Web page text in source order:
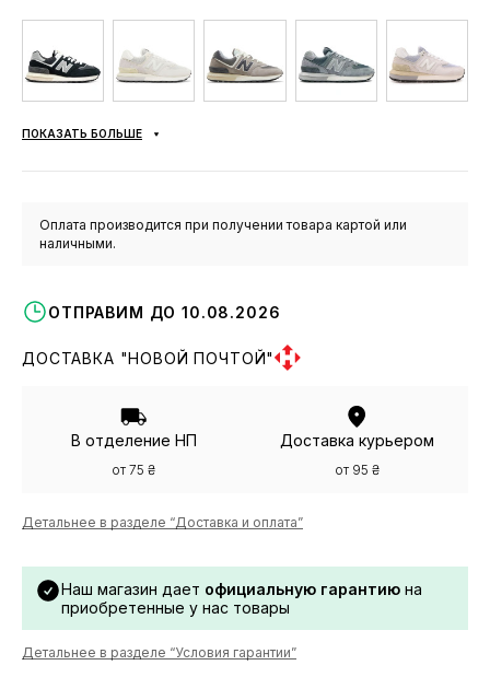
ПОКАЗАТЬ БОЛЬШЕ
Оплата производится при получении товара картой или
наличными.
ОТПРАВИМ ДО 10.08.2026
ДОСТАВКА "НОВОЙ ПОЧТОЙ"
В отделение НП
от 75 ₴
Доставка курьером
от 95 ₴
Детальнее в разделе “Доставка и оплата”
Наш магазин дает официальную гарантию на
приобретенные у нас товары
Детальнее в разделе “Условия гарантии”